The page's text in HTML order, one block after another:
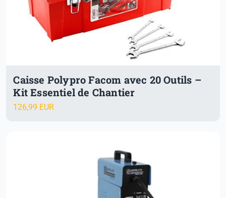
Caisse Polypro Facom avec 20 Outils –
Kit Essentiel de Chantier
126,99 EUR